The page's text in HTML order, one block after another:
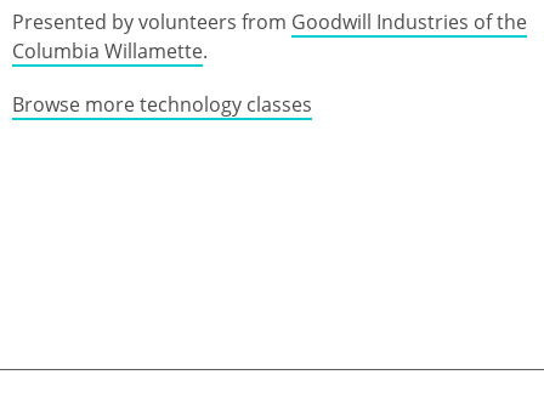
Presented by volunteers from Goodwill Industries of the
Columbia Willamette.
Browse more technology classes